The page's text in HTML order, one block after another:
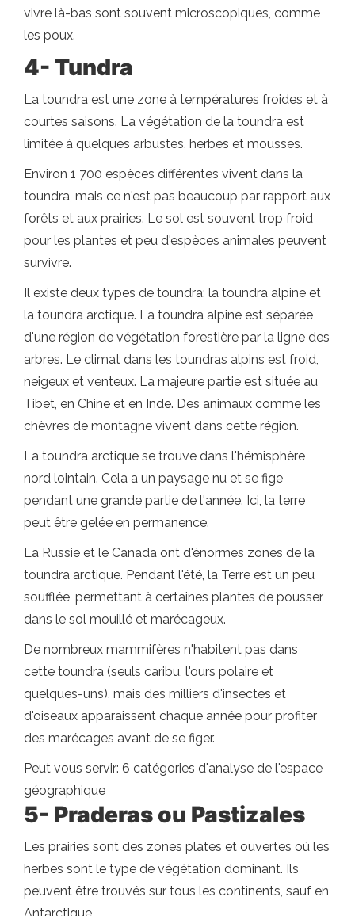
vivre là-bas sont souvent microscopiques, comme
les poux.
4- Tundra
La toundra est une zone à températures froides et à
courtes saisons. La végétation de la toundra est
limitée à quelques arbustes, herbes et mousses.
Environ 1 700 espèces différentes vivent dans la
toundra, mais ce n'est pas beaucoup par rapport aux
forêts et aux prairies. Le sol est souvent trop froid
pour les plantes et peu d'espèces animales peuvent
survivre.
Il existe deux types de toundra: la toundra alpine et
la toundra arctique. La toundra alpine est séparée
d'une région de végétation forestière par la ligne des
arbres. Le climat dans les toundras alpins est froid,
neigeux et venteux. La majeure partie est située au
Tibet, en Chine et en Inde. Des animaux comme les
chèvres de montagne vivent dans cette région.
La toundra arctique se trouve dans l'hémisphère
nord lointain. Cela a un paysage nu et se fige
pendant une grande partie de l'année. Ici, la terre
peut être gelée en permanence.
La Russie et le Canada ont d'énormes zones de la
toundra arctique. Pendant l'été, la Terre est un peu
soufflée, permettant à certaines plantes de pousser
dans le sol mouillé et marécageux.
De nombreux mammifères n'habitent pas dans
cette toundra (seuls caribu, l'ours polaire et
quelques-uns), mais des milliers d'insectes et
d'oiseaux apparaissent chaque année pour profiter
des marécages avant de se figer.
Peut vous servir: 6 catégories d'analyse de l'espace
géographique
5- Praderas ou Pastizales
Les prairies sont des zones plates et ouvertes où les
herbes sont le type de végétation dominant. Ils
peuvent être trouvés sur tous les continents, sauf en